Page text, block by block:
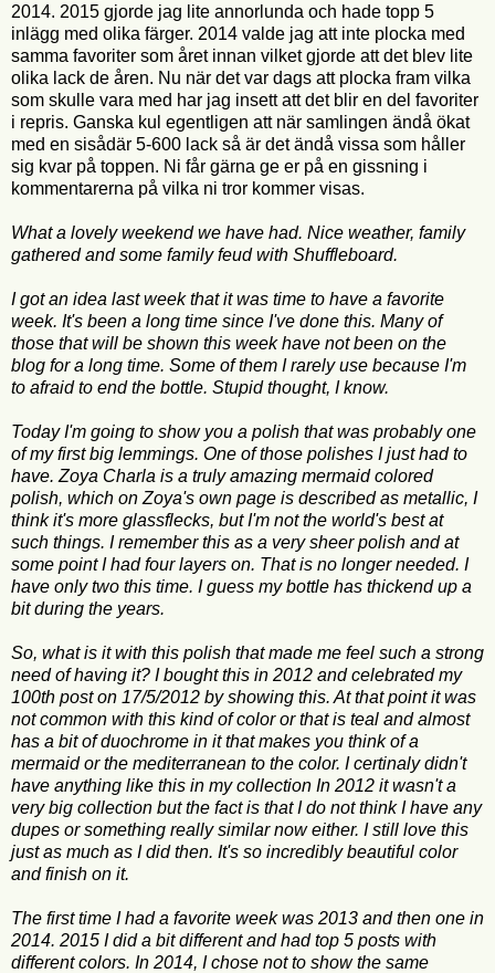
2014. 2015 gjorde jag lite annorlunda och hade topp 5
inlägg med olika färger. 2014 valde jag att inte plocka med
samma favoriter som året innan vilket gjorde att det blev lite
olika lack de åren. Nu när det var dags att plocka fram vilka
som skulle vara med har jag insett att det blir en del favoriter
i repris. Ganska kul egentligen att när samlingen ändå ökat
med en sisådär 5-600 lack så är det ändå vissa som håller
sig kvar på toppen. Ni får gärna ge er på en gissning i
kommentarerna på vilka ni tror kommer visas.
What a lovely weekend we have had. Nice weather, family
gathered and some family feud with Shuffleboard.
I got an idea last week that it was time to have a favorite
week. It's been a long time since I've done this. Many of
those that will be shown this week have not been on the
blog for a long time. Some of them I rarely use because I'm
to afraid to end the bottle. Stupid thought, I know.
Today I'm going to show you a polish that was probably one
of my first big lemmings. One of those polishes I just had to
have. Zoya Charla is a truly amazing mermaid colored
polish, which on Zoya's own page is described as metallic, I
think it's more glassflecks, but I'm not the world's best at
such things. I remember this as a very sheer polish and at
some point I had four layers on. That is no longer needed. I
have only two this time. I guess my bottle has thickend up a
bit during the years.
So, what is it with this polish that made me feel such a strong
need of having it? I bought this in 2012 and celebrated my
100th post on 17/5/2012 by showing this. At that point it was
not common with this kind of color or that is teal and almost
has a bit of duochrome in it that makes you think of a
mermaid or the mediterranean to the color. I certinaly didn't
have anything like this in my collection In 2012 it wasn't a
very big collection but the fact is that I do not think I have any
dupes or something really similar now either. I still love this
just as much as I did then. It's so incredibly beautiful color
and finish on it.
The first time I had a favorite week was 2013 and then one in
2014. 2015 I did a bit different and had top 5 posts with
different colors. In 2014, I chose not to show the same